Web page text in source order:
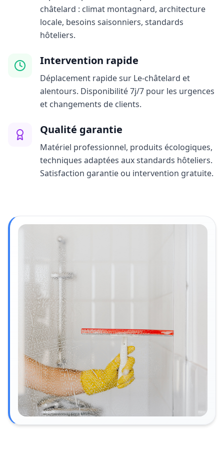
châtelard : climat montagnard, architecture
locale, besoins saisonniers, standards
hôteliers.
Intervention rapide
Déplacement rapide sur Le-châtelard et
alentours. Disponibilité 7j/7 pour les urgences
et changements de clients.
Qualité garantie
Matériel professionnel, produits écologiques,
techniques adaptées aux standards hôteliers.
Satisfaction garantie ou intervention gratuite.